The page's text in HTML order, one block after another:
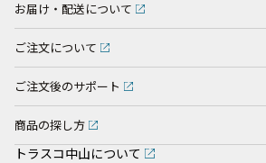
お届け・配送について
ご注文について
ご注文後のサポート
商品の探し方
トラスコ中山について